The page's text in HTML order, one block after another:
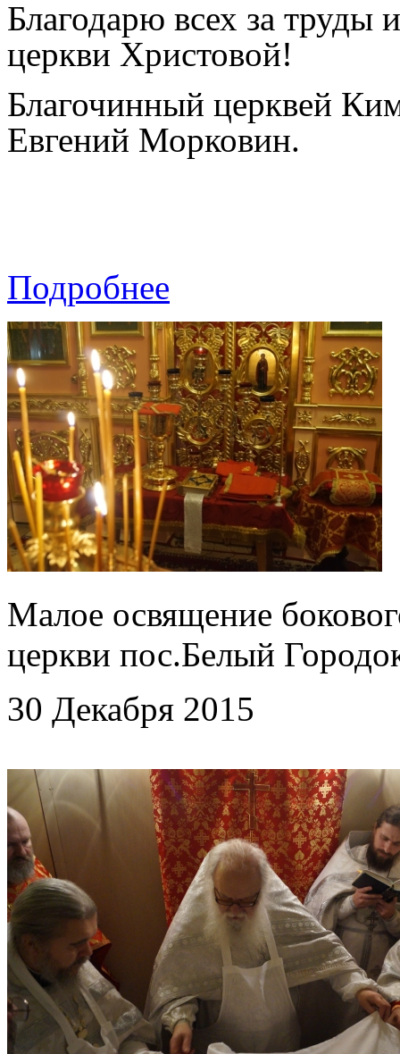
Благодарю всех за
церкви Христовой!
Благочинный церквей
Евгений Морковин.
Подробнее
Малое освящение
церкви пос.Белый
30 Декабря 2015